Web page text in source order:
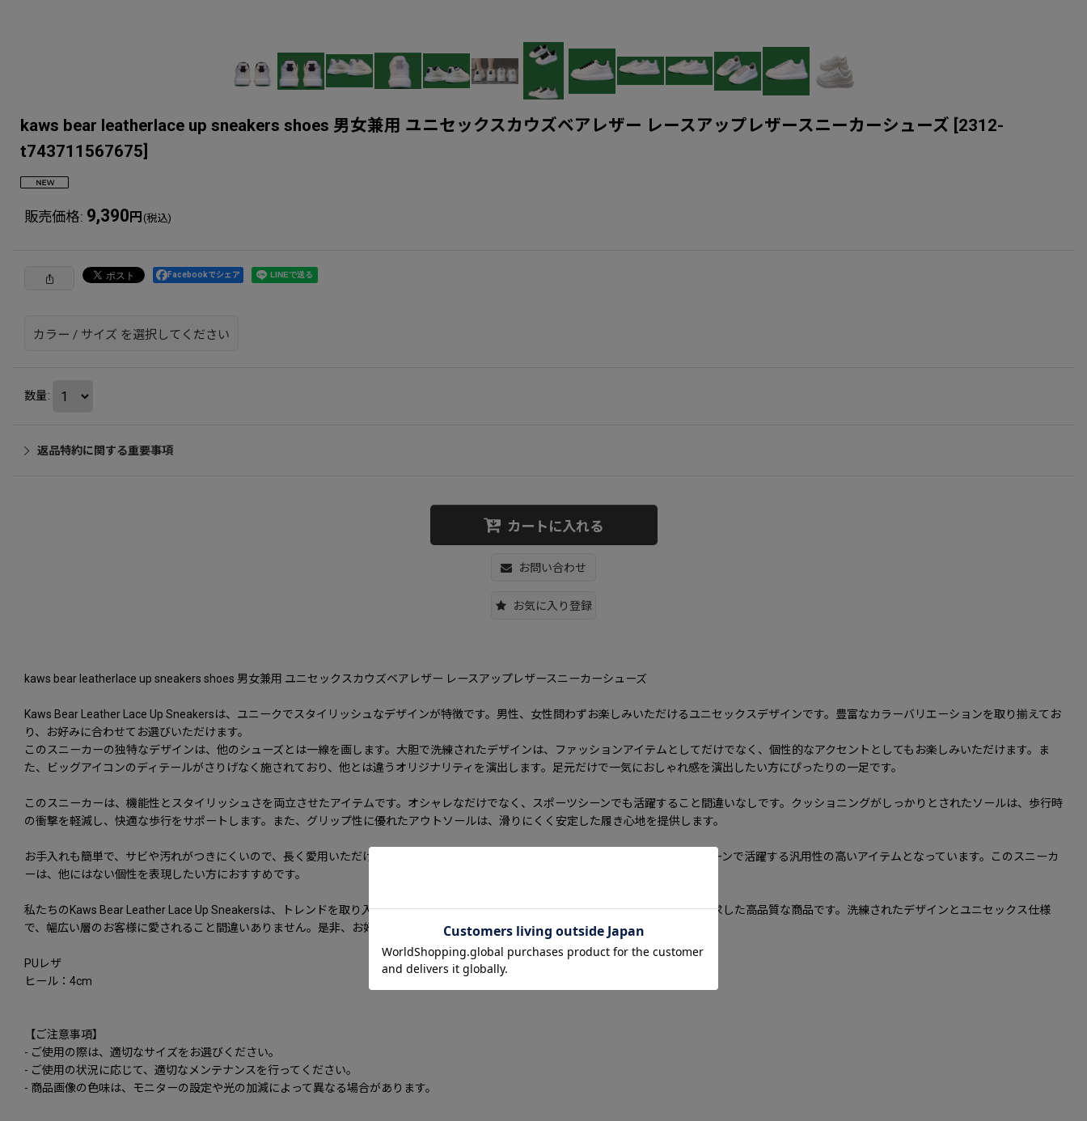
kaws bear leatherlace up sneakers shoes 男女兼用 ユニセックスカウズベアレザー レースアップレザースニーカーシューズ
2312-
t743711567675
販売価格: 9,390 円 (税込)
Facebookでシェア
カラー / サイズ を選択してください
数量:
返品特約に関する重要事項
カートに入れる
お問い合わせ
お気に入り登録
kaws bear leatherlace up sneakers shoes 男女兼用 ユニセックスカウズベアレザー レースアップレザースニーカーシューズ
Kaws Bear Leather Lace Up Sneakersは、ユニークでスタイリッシュなデザインが特徴です。男性、女性問わずお楽しみいただけるユニセックスデザインです。豊富なカラーバリエーションを取り揃えてお
り、お好みに合わせてお選びいただけます。
このスニーカーの独特なデザインは、他のシューズとは一線を画します。大胆で洗練されたデザインは、ファッションアイテムとしてだけでなく、個性的なアクセントとしてもお楽しみいただけます。ま
た、ビッグアイコンのディテールがさりげなく施されており、他とは違うオリジナリティを演出します。足元だけで一気におしゃれ感を演出したい方にぴったりの一足です。
このスニーカーは、機能性とスタイリッシュさを両立させたアイテムです。オシャレなだけでなく、スポーツシーンでも活躍すること間違いなしです。クッショニングがしっかりとされたソールは、歩行時
の衝撃を軽減し、快適な歩行をサポートします。また、グリップ性に優れたアウトソールは、滑りにくく安定した履き心地を提供します。
お手入れも簡単で、サビや汚れがつきにくいので、長く愛用いただけることでしょう。ビジネス、カジュアル、スポーツなど、様々なシーンで活躍する汎用性の高いアイテムとなっています。このスニーカ
ーは、他にはない個性を表現したい方におすすめです。
私たちのKaws Bear Leather Lace Up Sneakersは、トレンドを取り入れたファッションアイテムとしてだけでなく、快適性や耐久性を追求した高品質な商品です。洗練されたデザインとユニセックス仕様
で、幅広い層のお客様に愛されること間違いありません。是非、お好みのカラーをお選びいただき、おしゃれな足元を演出してください。
PUレザ
ヒール：4cm
【ご注意事項】
- ご使用の際は、適切なサイズをお選びください。
- ご使用の状況に応じて、適切なメンテナンスを行ってください。
- 商品画像の色味は、モニターの設定や光の加減によって異なる場合があります。